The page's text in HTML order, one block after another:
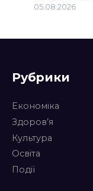
05.08.2026
Рубрики
Економіка
Здоров’я
Культура
Освіта
Події